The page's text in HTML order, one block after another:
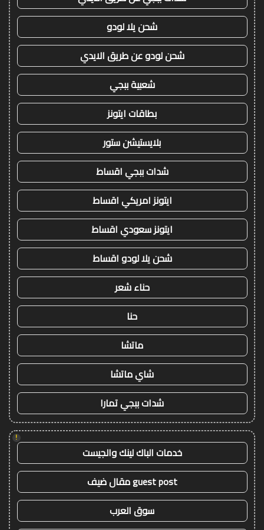
شحن يلا لودو
شحن لودو عن طريق الايدي
شعبية ببجي
بطاقات ايتونز
بلايستيشن ستور
شدات ببجي اقساط
ايتونز امريكي اقساط
ايتونز سعودي اقساط
شحن يلا لودو اقساط
حناء شعر
حنا
ماتشا
شاي ماتشا
شدات ببجي تمارا
!
خدمات الباك لينك والجيست
guest post مقال ضيف
سوق العرب